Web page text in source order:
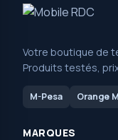
Votre boutique de
Produits testés,
M-Pesa Orange
MARQUES